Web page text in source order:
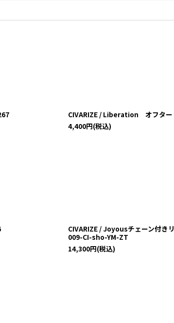
CIVARIZE / Liberation オフター
4,400円(税込)
CIVARIZE / Joyousチェーン付き
009-CI-sho-YM-ZT
14,300円(税込)